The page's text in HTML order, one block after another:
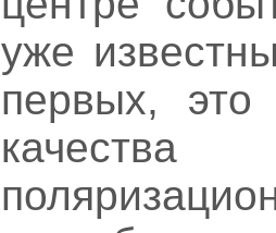
уже
первых, это